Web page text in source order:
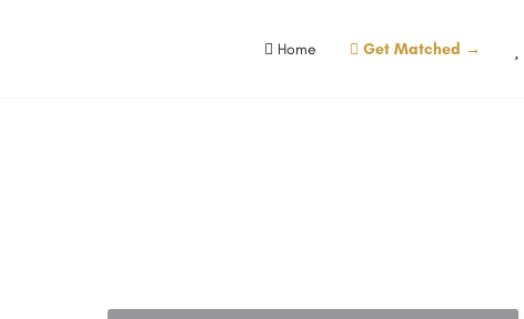
Home Get Matched →